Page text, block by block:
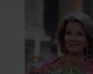
personaliseren, om
en om ons
informatie over uw
partners voor social
partners kunnen deze
informatie die u aan